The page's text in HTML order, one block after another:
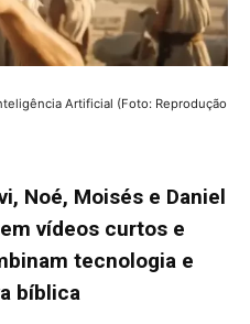
Artificial (Foto: Reprodução
Noé, Moisés e Daniel
vídeos curtos e
tecnologia e
bíblica